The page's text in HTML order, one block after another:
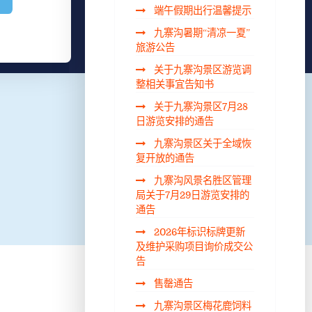
端午假期出行温馨提示
九寨沟暑期“清凉一夏”
旅游公告
关于九寨沟景区游览调
整相关事宜告知书
关于九寨沟景区7月28
日游览安排的通告
九寨沟景区关于全域恢
复开放的通告
九寨沟风景名胜区管理
局关于7月29日游览安排的
通告
2026年标识标牌更新
及维护采购项目询价成交公
告
售罄通告
九寨沟景区梅花鹿饲料